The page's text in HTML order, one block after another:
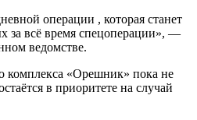
операции , которая станет
за всё время спецоперации», —
ведомстве.
комплекса «Орешник» пока не
в приоритете на случай